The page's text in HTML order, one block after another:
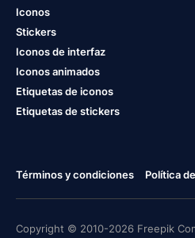
Iconos
Stickers
Iconos de interfaz
Iconos animados
Etiquetas de iconos
Etiquetas de stickers
Términos y condiciones Política
Copyright © 2010-2026 Freepik